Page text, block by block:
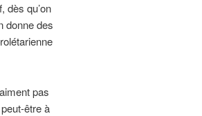
dès qu’on
donne des
pas
être à